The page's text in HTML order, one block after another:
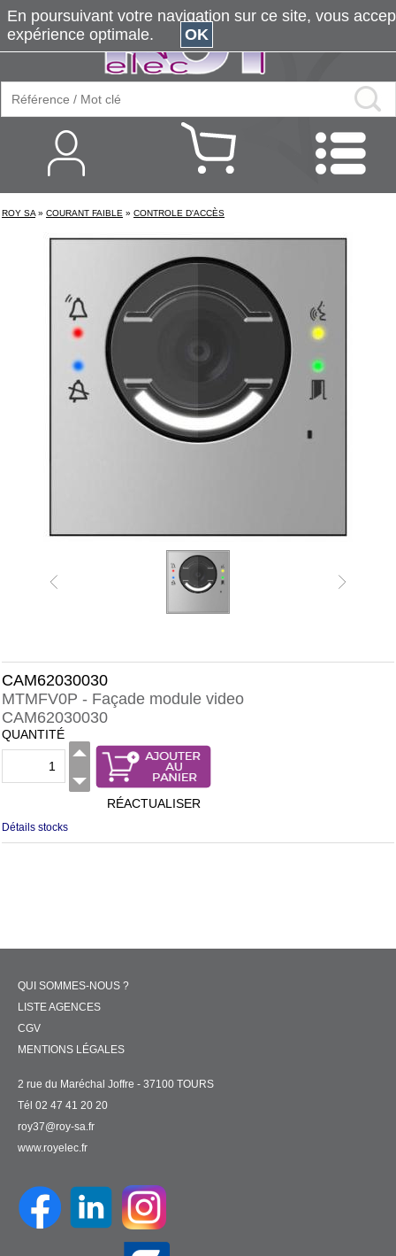
ROY SA » COURANT FAIBLE » CONTROLE D'ACCÈS
CAM62030030
MTMFV0P - Façade module video
CAM62030030
QUANTITÉ
RÉACTUALISER
Détails stocks
QUI SOMMES-NOUS ?
LISTE AGENCES
CGV
MENTIONS LÉGALES
2 rue du Maréchal Joffre - 37100 TOURS
Tél 02 47 41 20 20
roy37@roy-sa.fr
www.royelec.fr
En poursuivant votre navigation sur ce site, vous
expérience optimale.
OK